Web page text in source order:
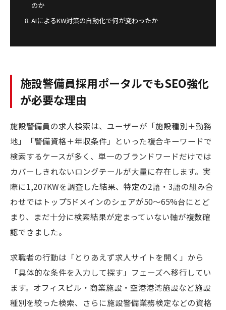
のか
AIによるKW対策の自動化で何が変わったか
施設警備員採用ポータルでもSEO強化
が必要な理由
施設警備員の求人検索は、ユーザーが「施設種別＋勤務
地」「警備資格＋年収条件」といった複合キーワードで
検索するケースが多く、単一のブランドワードだけでは
カバーしきれないロングテールが大量に存在します。実
際に1,207KWを調査した結果、特定の2語・3語の組み合
わせではトップ5ドメインのシェアが50〜65%台にとど
まり、まだ十分に検索結果が定まっていない軸が複数確
認できました。
求職者の行動は「とりあえず求人サイトを開く」から
「具体的な条件を入力して探す」フェーズへ移行してい
ます。オフィスビル・商業施設・空港港湾施設など施設
種別を絞った検索、さらに施設警備業務検定などの資格